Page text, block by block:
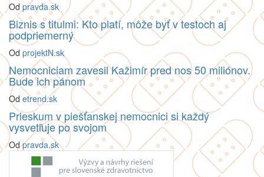
Od pravda.sk
Biznis s titulmi: Kto platí, môže byť v testoch aj
podpriemerný
Od projektN.sk
Nemocniciam zavesil Kažimír pred nos 50 miliónov.
Bude ich pánom
Od etrend.sk
Prieskum v piešťanskej nemocnici si každý
vysvetľuje po svojom
Odpravda.sk